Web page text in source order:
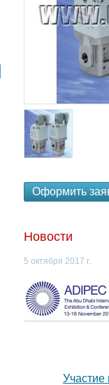
Оформить
Новости
5 октября 2017 г.
Участие